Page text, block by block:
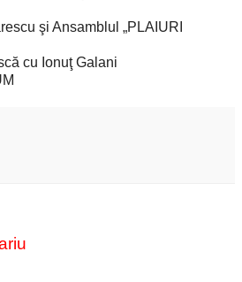
şi Ansamblul „PLAIURI
cu Ionuţ Galani